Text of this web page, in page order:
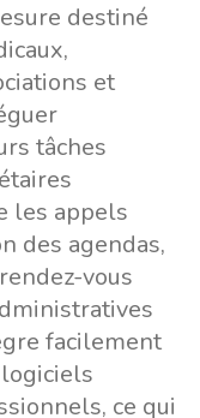
destiné
et
tâches
les appels
des agendas,
vous
facilement
ce qui